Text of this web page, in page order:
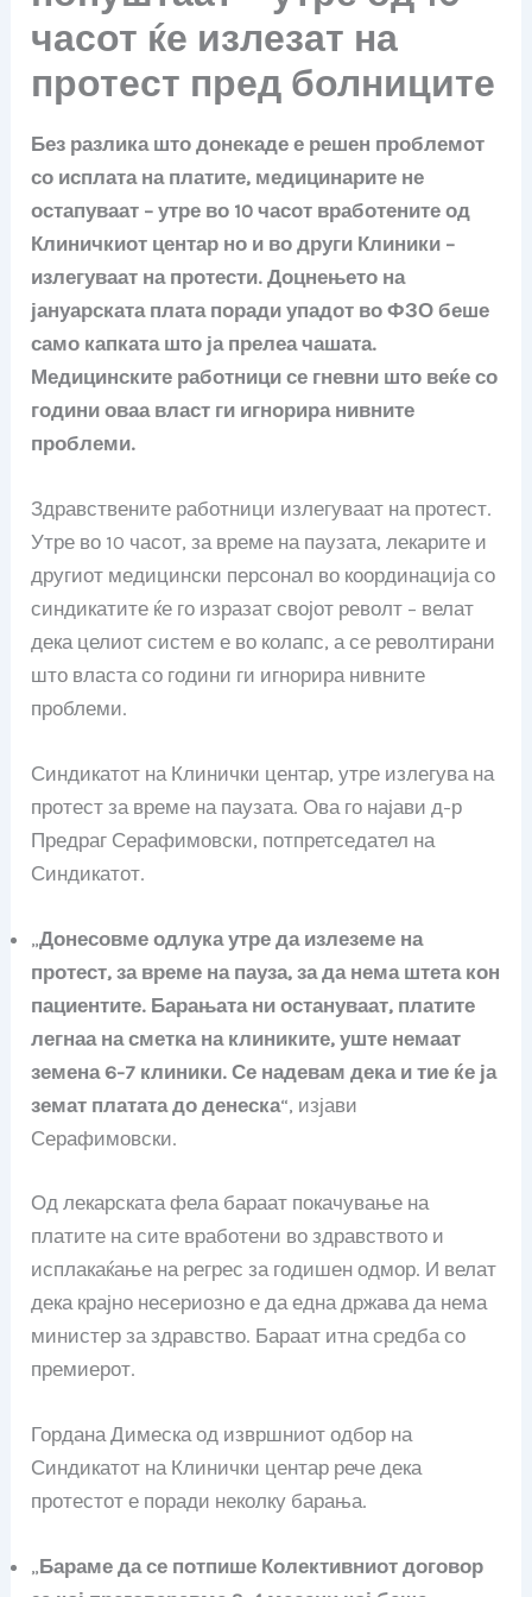
часот ќе излезат на
протест пред болниците
Без разлика што донекаде е решен проблемот
со исплата на платите, медицинарите не
остапуваат – утре во 10 часот вработените од
Клиничкиот центар но и во други Клиники –
излегуваат на протести. Доцнењето на
јануарската плата поради упадот во ФЗО беше
само капката што ја прелеа чашата.
Медицинските работници се гневни што веќе со
години оваа власт ги игнорира нивните
проблеми.
Здравствените работници излегуваат на протест.
Утре во 10 часот, за време на паузата, лекарите и
другиот медицински персонал во координација со
синдикатите ќе го изразат својот револт – велат
дека целиот систем е во колапс, а се револтирани
што власта со години ги игнорира нивните
проблеми.
Синдикатот на Клинички центар, утре излегува на
протест за време на паузата. Ова го најави д-р
Предраг Серафимовски, потпретседател на
Синдикатот.
„Донесовме одлука утре да излеземе на
протест, за време на пауза, за да нема штета кон
пациентите. Барањата ни остануваат, платите
легнаа на сметка на клиниките, уште немаат
земена 6-7 клиники. Се надевам дека и тие ќе ја
земат платата до денеска“, изјави
Серафимовски.
Од лекарската фела бараат покачување на
платите на сите вработени во здравството и
исплакаќање на регрес за годишен одмор. И велат
дека крајно несериозно е да една држава да нема
министер за здравство. Бараат итна средба со
премиерот.
Гордана Димеска од извршниот одбор на
Синдикатот на Клинички центар рече дека
протестот е поради неколку барања.
„Бараме да се потпише Колективниот договор